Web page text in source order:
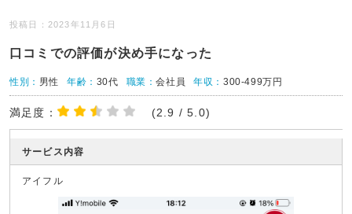
投稿日：2023年11月6日
口コミでの評価が決め手になった
性別： 男性 年齢： 30代 職業：会社員 年収：300-499万円
満足度： (2.9 / 5.0)
サービス内容
アイフル